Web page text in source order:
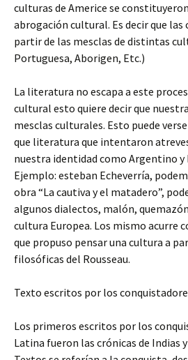
culturas de Americe se
abrogación cultural. Es decir que
partir de las mesclas de distintas
Portuguesa, Aborigen, Etc.)
La literatura no escapa a este
cultural esto quiere decir que
mesclas culturales. Esto puede
que literatura que intentaron
nuestra identidad como Argentino
Ejemplo: esteban Echeverría,
obra “La cautiva y el matadero”,
algunos dialectos, malón,
cultura Europea. Los mismo acurre
que propuso pensar una cultura a
filosóficas del Rousseau.
Texto escritos por los
Los primeros escritos por los
Latina fueron las crónicas de Indias